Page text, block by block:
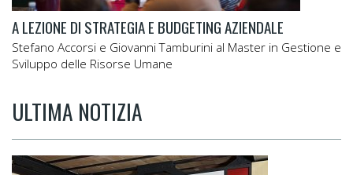
A LEZIONE DI STRATEGIA E BUDGETING AZIENDALE
Stefano Accorsi e Giovanni Tamburini al Master in Gestione e
Sviluppo delle Risorse Umane
ULTIMA NOTIZIA